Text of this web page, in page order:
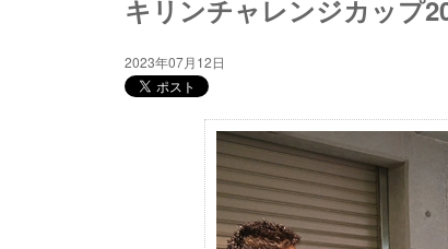
キリンチャレンジカップ
2023年07月12日